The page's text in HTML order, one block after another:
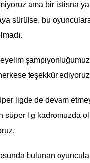
ama bir istisna
sürülse, bu
teşekkür
ligde de devam
süper lig kadromuzda
bulunan